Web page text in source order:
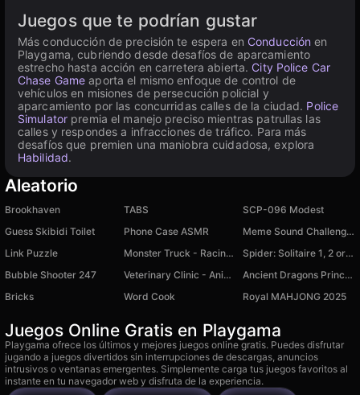
Juegos que te podrían gustar
Más conducción de precisión te espera en Conducción en
Playgama, cubriendo desde desafíos de aparcamiento
estrecho hasta acción en carretera abierta. City Police Car
Chase Game aporta el mismo enfoque de control de
vehículos en misiones de persecución policial y
aparcamiento por las concurridas calles de la ciudad. Police
Simulator premia el manejo preciso mientras patrullas las
calles y respondes a infracciones de tráfico. Para más
desafíos que premien una maniobra cuidadosa, explora
Habilidad.
Aleatorio
Brookhaven TABS
SCP-096 Modest
Guess Skibidi Toilet
Phone Case ASMR
Meme Sound Challenge 3D
Link Puzzle
Monster Truck - Racing in the Sky
Spider: Solitaire 1, 2 or 4 suits for free
Bubble Shooter 247
Veterinary Clinic - Animal Rescue
Ancient Dragons Princess
Bricks
Word Cook Royal MAHJONG 2025
Juegos Online Gratis en Playgama
Playgama ofrece los últimos y mejores juegos online gratis. Puedes disfrutar
jugando a juegos divertidos sin interrupciones de descargas, anuncios
intrusivos o ventanas emergentes. Simplemente carga tus juegos favoritos al
instante en tu navegador web y disfruta de la experiencia.